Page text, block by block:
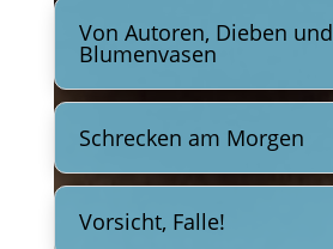
Von Autoren, Dieben und
Blumenvasen
Schrecken am Morgen
Vorsicht, Falle!